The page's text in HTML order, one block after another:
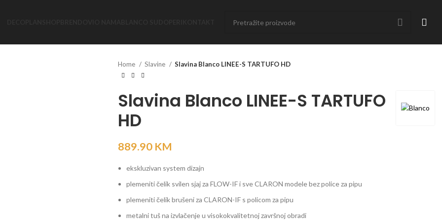
Home
Slavine Slavina Blanco LINEE-S TARTUFO HD
Slavina Blanco LINEE-S TARTUFO
HD
889.90 KM
ekskluzivan system dizajn
plemeniti čelik svilen sjaj za FLOW-IF i sve CLARON modele bez police za pipu
plemeniti čelik brušeni za CLARON-IF s policom za pipu
metalni tuš na izvlačenje u visokokvalitetnoj završnoj obradi